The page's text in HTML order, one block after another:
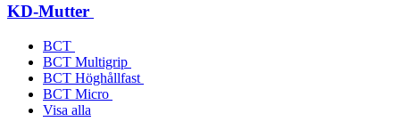
KD-Mutter
BCT
BCT Multigrip
BCT Höghållfast
BCT Micro
Visa alla